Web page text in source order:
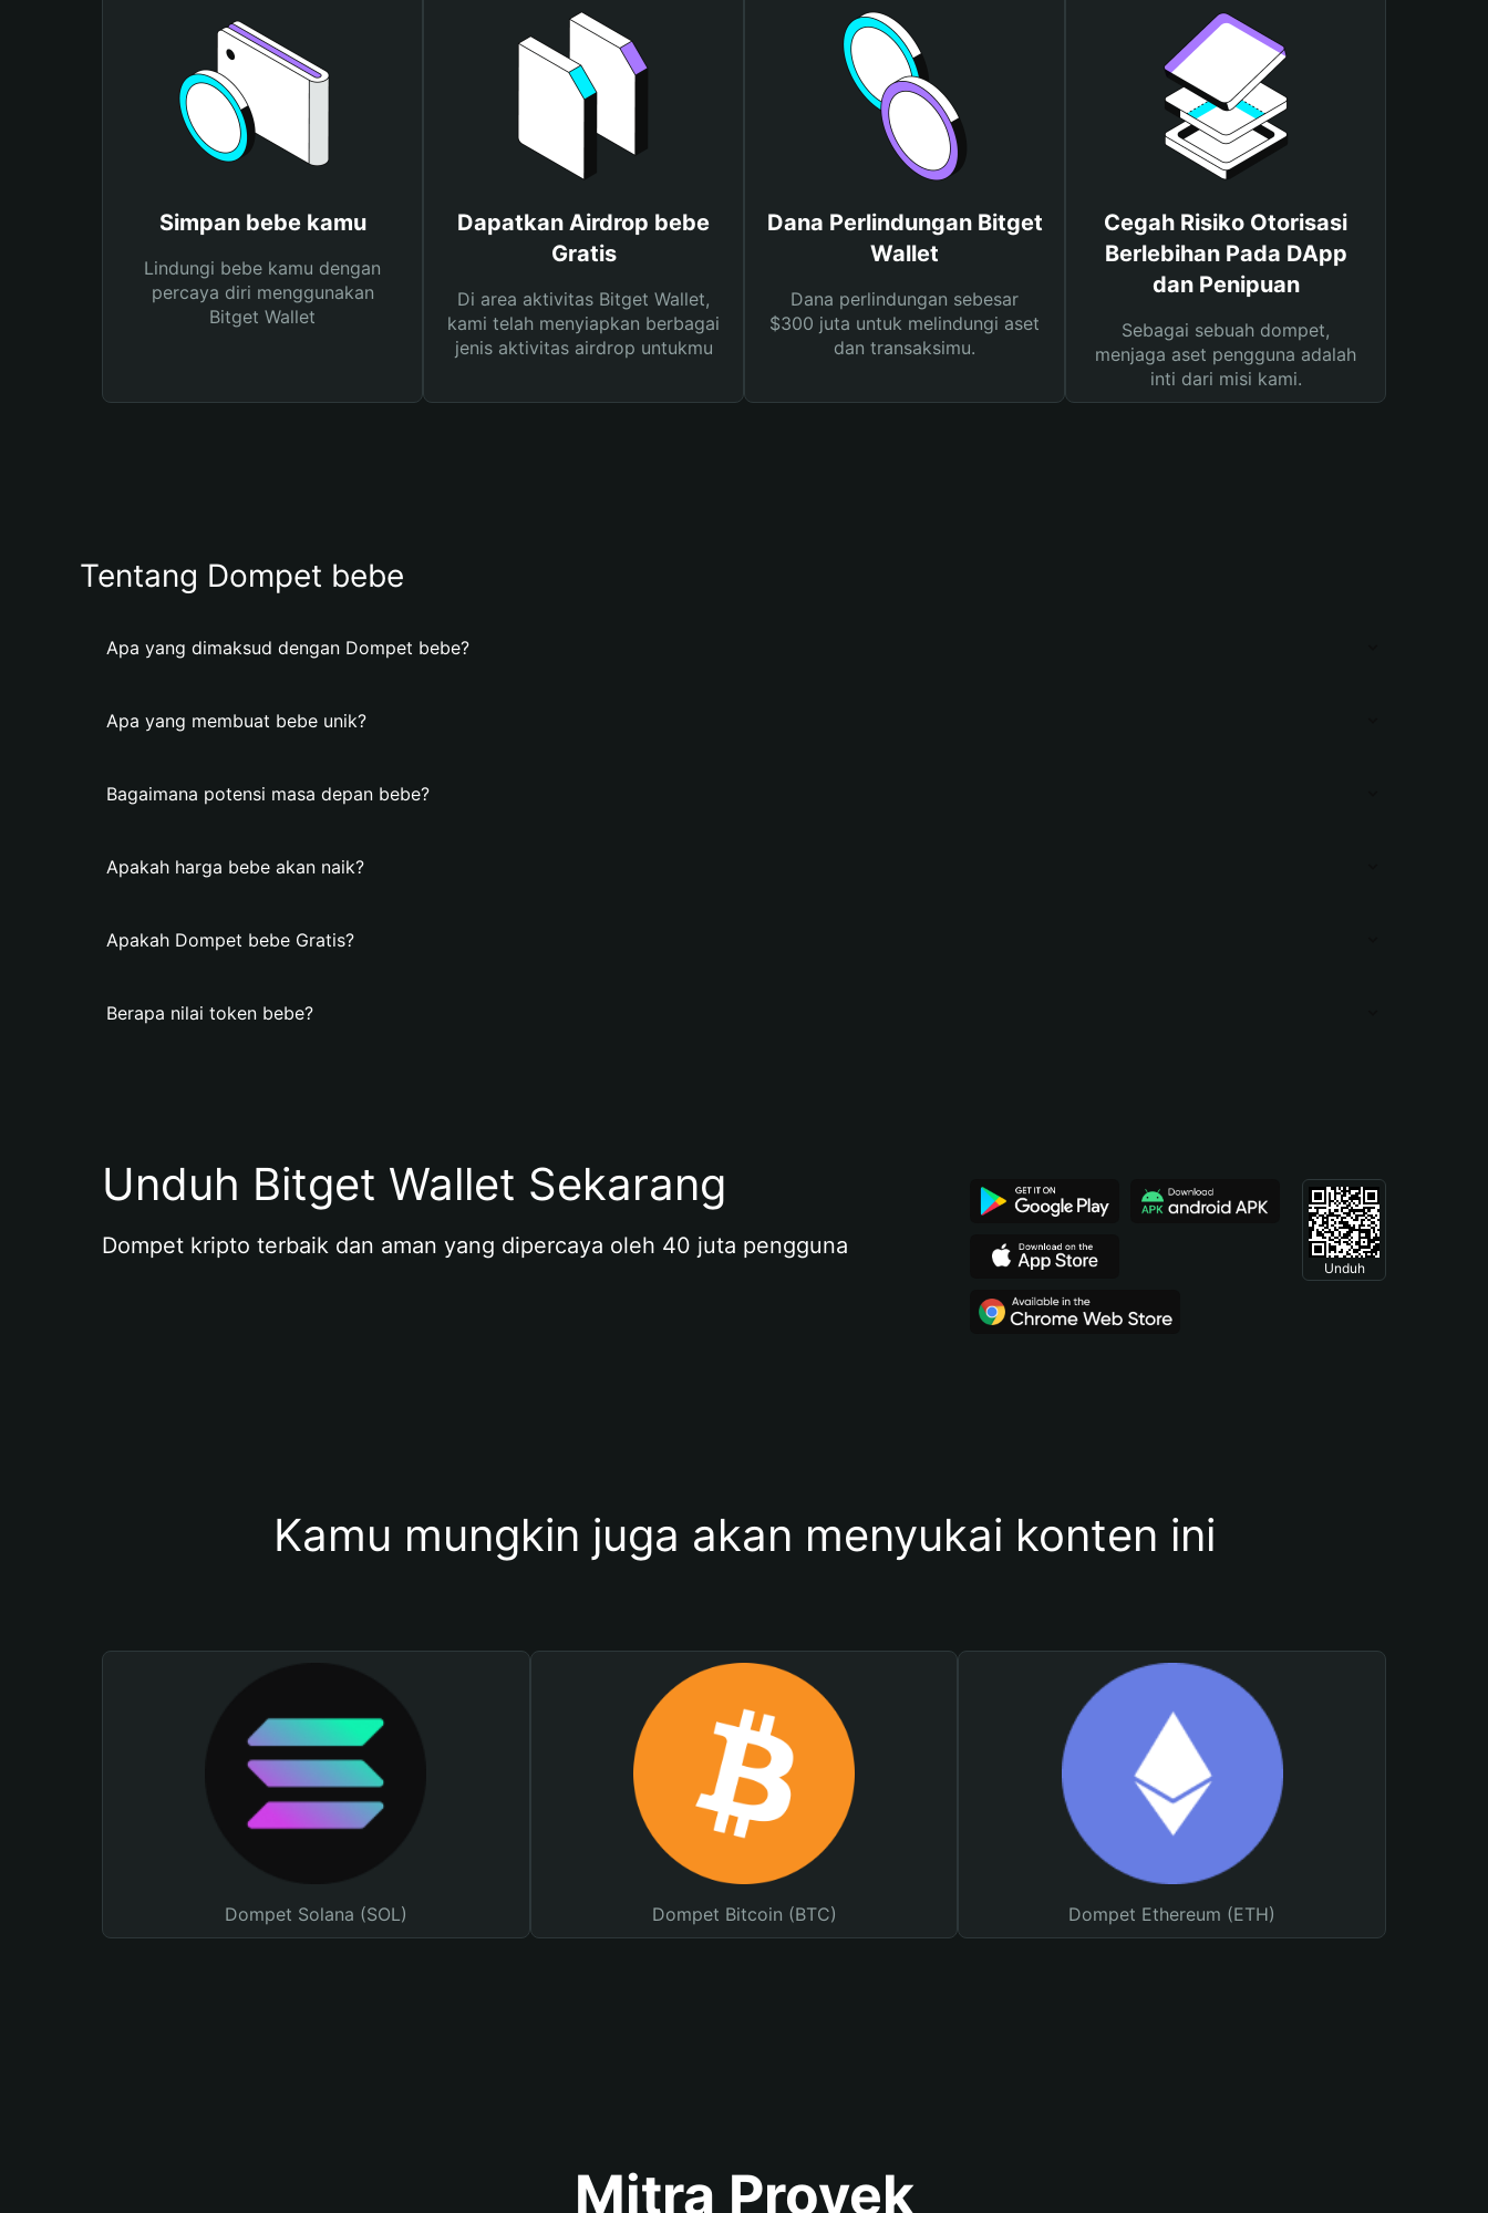
Simpan bebe kamu
Lindungi bebe kamu dengan
percaya diri menggunakan
Bitget Wallet
Dapatkan Airdrop bebe
Gratis
Di area aktivitas Bitget Wallet,
kami telah menyiapkan berbagai
jenis aktivitas airdrop untukmu
Dana Perlindungan Bitget
Wallet
Dana perlindungan sebesar
$300 juta untuk melindungi aset
dan transaksimu.
Cegah Risiko Otorisasi
Berlebihan Pada DApp
dan Penipuan
Sebagai sebuah dompet,
menjaga aset pengguna adalah
inti dari misi kami.
Tentang Dompet bebe
Apa yang dimaksud dengan Dompet bebe?
Apa yang membuat bebe unik?
Bagaimana potensi masa depan bebe?
Apakah harga bebe akan naik?
Apakah Dompet bebe Gratis?
Berapa nilai token bebe?
Unduh Bitget Wallet Sekarang
Dompet kripto terbaik dan aman yang dipercaya oleh 40 juta pengguna
Unduh
Kamu mungkin juga akan menyukai konten ini
Dompet Solana (SOL) Dompet Bitcoin (BTC) Dompet Ethereum (ETH)
Mitra Proyek